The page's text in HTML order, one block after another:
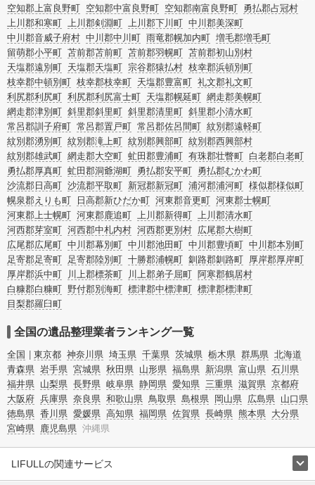
空知郡上富良野町 空知郡中富良野町 空知郡南富良野町 勇払郡占冠村
上川郡和寒町 上川郡剣淵町 上川郡下川町 中川郡美深町
中川郡音威子府村 中川郡中川町 雨竜郡幌加内町 増毛郡増毛町
留萌郡小平町 苫前郡苫前町 苫前郡羽幌町 苫前郡初山別村
天塩郡遠別町 天塩郡天塩町 宗谷郡猿払村 枝幸郡浜頓別町
枝幸郡中頓別町 枝幸郡枝幸町 天塩郡豊富町 礼文郡礼文町
利尻郡利尻町 利尻郡利尻富士町 天塩郡幌延町 網走郡美幌町
網走郡津別町 斜里郡斜里町 斜里郡清里町 斜里郡小清水町
常呂郡訓子府町 常呂郡置戸町 常呂郡佐呂間町 紋別郡遠軽町
紋別郡湧別町 紋別郡滝上町 紋別郡興部町 紋別郡西興部村
紋別郡雄武町 網走郡大空町 虻田郡豊浦町 有珠郡壮瞥町 白老郡白老町
勇払郡厚真町 虻田郡洞爺湖町 勇払郡安平町 勇払郡むかわ町
沙流郡日高町 沙流郡平取町 新冠郡新冠町 浦河郡浦河町 様似郡様似町
幌泉郡えりも町
日高郡新ひだか町 河東郡音更町 河東郡士幌町
河東郡上士幌町 河東郡鹿追町 上川郡新得町 上川郡清水町
河西郡芽室町 河西郡中札内村 河西郡更別村 広尾郡大樹町
広尾郡広尾町 中川郡幕別町 中川郡池田町 中川郡豊頃町 中川郡本別町
足寄郡足寄町 足寄郡陸別町 十勝郡浦幌町 釧路郡釧路町 厚岸郡厚岸町
厚岸郡浜中町
川上郡標茶町 川上郡弟子屈町 阿寒郡鶴居村
白糠郡白糠町 野付郡別海町 標津郡中標津町 標津郡標津町
目梨郡羅臼町
全国の遺品整理業者ランキング一覧
全国 東京都 神奈川県 埼玉県 千葉県 茨城県 栃木県 群馬県 北海道
青森県 岩手県 宮城県 秋田県 山形県 福島県 新潟県 富山県 石川県
福井県 山梨県 長野県 岐阜県 静岡県 愛知県 三重県 滋賀県 京都府
大阪府 兵庫県 奈良県 和歌山県 鳥取県 島根県 岡山県 広島県 山口県
徳島県 香川県 愛媛県 高知県 福岡県 佐賀県 長崎県 熊本県 大分県
宮崎県 鹿児島県 沖縄県
LIFULLの関連サービス